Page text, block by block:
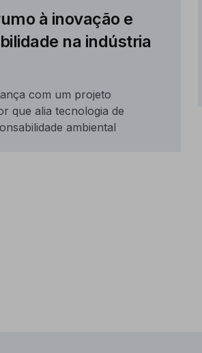
à inovação e
na indústria
com um projeto
que alia tecnologia de
ambiental